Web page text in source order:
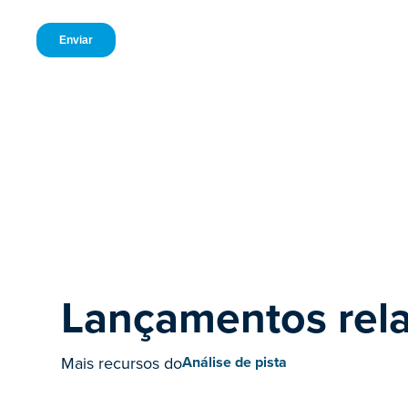
Lançamentos
Mais recursos doAnálise de pista